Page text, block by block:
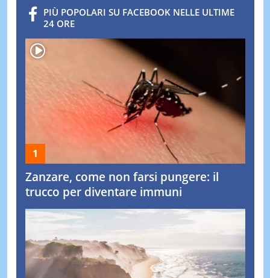
PIÙ POPOLARI SU FACEBOOK NELLE ULTIME
24 ORE
Zanzare, come non farsi pungere: il
trucco per diventare immuni